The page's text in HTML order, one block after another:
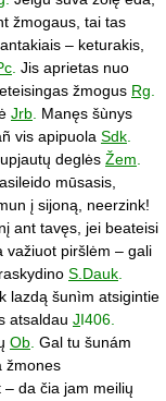
žmogaus, tai tas
– keturakis,
. Jis aprietas nuo
žmogus Rg.
Jrb. Manęs šùnys
vis apipuola Sdk.
deglės Žem.
mūsasis,
į sijoną, neerzink!
ant tavęs, jei beateisi
važiuot piršlėm – gali
S.Dauk.
lazdą šunìm atsigintie
atsaldau JI406.
Ob. Gal tu šunám
žmones
da čia jam meilių